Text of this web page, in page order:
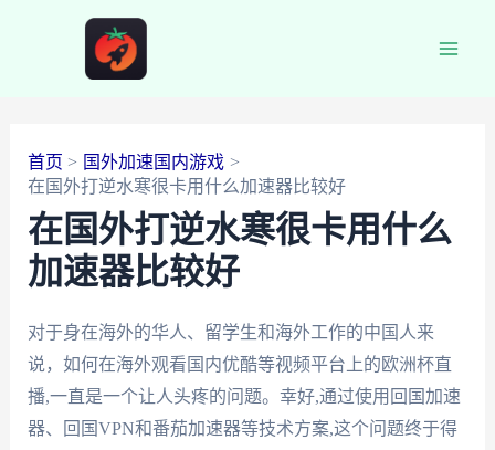
首页
国外加速国内游戏
在国外打逆水寒很卡用什么加速器比较好
在国外打逆水寒很卡用什么
加速器比较好
对于身在海外的华人、留学生和海外工作的中国人来
说，如何在海外观看国内优酷等视频平台上的欧洲杯直
播,一直是一个让人头疼的问题。幸好,通过使用回国加速
器、回国VPN和番茄加速器等技术方案,这个问题终于得